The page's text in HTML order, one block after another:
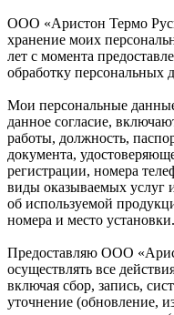
ООО «Аристон Термо
хранение моих
лет с момента
обработку персональных
Мои персональные
данное согласие,
работы, должность,
документа,
регистрации, номера
виды оказываемых услуг
об используемой
номера и место установки.
Предоставляю ООО
осуществлять все
включая сбор, запись,
уточнение (обновление,